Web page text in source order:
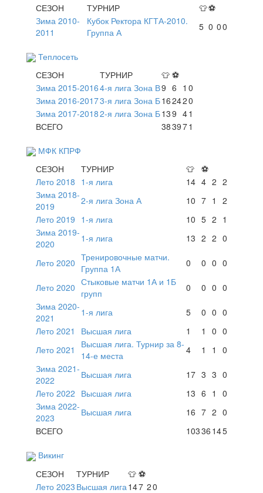
СЕЗОН
ТУРНИР 👕⚽
Зима 2010-
2011
Кубок Ректора КГТА-2010.
Группа А
5 0 00
Теплосеть
СЕЗОН
ТУРНИР 👕 ⚽
Зима 2015-20164-я лига Зона В9 6 1 0
Зима 2016-20173-я лига Зона Б162420
Зима 2017-20182-я лига Зона Б139 41
ВСЕГО
383971
МФК КПРФ
СЕЗОН
ТУРНИР 👕 ⚽
Лето 2018 1-я лига 14 4 2 2
Зима 2018-
2019
2-я лига Зона А 10 7 1
2
Лето 2019 1-я лига 10 5 2 1
Зима 2019-
2020
1-я лига 13 2 2 0
Лето 2020 Тренировочные матчи.
Группа 1А
0 0 0 0
Лето 2020 Стыковые матчи 1А и 1Б
групп
0 0 0 0
Зима 2020-
2021
1-я лига 5 0 0 0
Лето 2021
Высшая лига 1 1 0 0
Лето 2021
Высшая лига. Турнир за 8-
14-е места
4 1 1
0
Зима 2021-
2022
Высшая лига 17 3 3 0
Лето 2022 Высшая лига 13 6 1
0
Зима 2022-
2023
Высшая лига 16 7 2 0
ВСЕГО
10336 145
Викинг
СЕЗОН
ТУРНИР 👕 ⚽
Лето 2023 Высшая лига 147 20